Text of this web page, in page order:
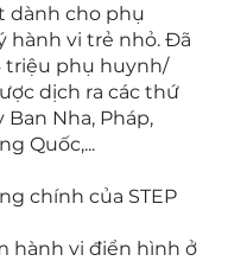
dành cho phụ
hành vi trẻ nhỏ. Đã
triệu phụ huynh/
dịch ra các thứ
Nha, Pháp,
Quốc,...
chính của STEP
hành vi điển hình ở